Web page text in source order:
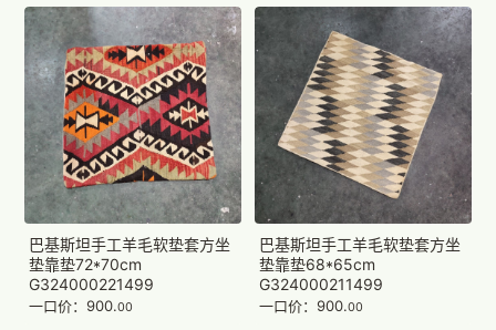
巴基斯坦手工羊毛软垫套方坐
垫靠垫72*70cm
G324000221499
一口价：900.00
巴基斯坦手工羊毛软垫套方坐
垫靠垫68*65cm
G324000211499
一口价：900.00